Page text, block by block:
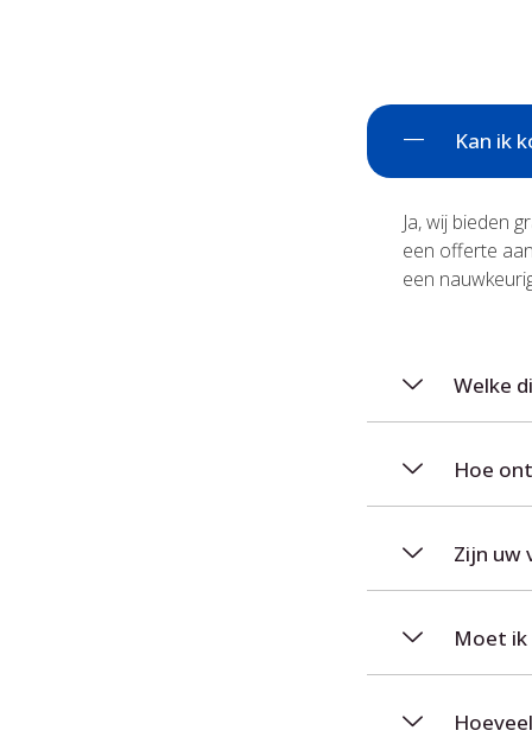
Kan ik
Ja, wij bieden
een offerte
een
Welke
Hoe
Zijn uw
Moet ik